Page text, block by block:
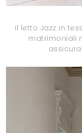
Il letto Jazz in
matrimoniali